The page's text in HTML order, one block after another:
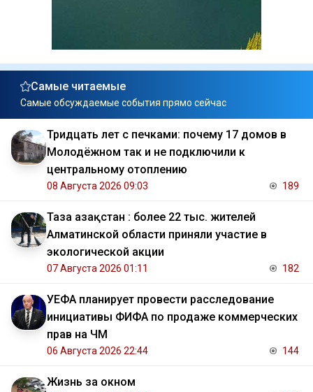
Самые читаемые
Самые обсуждаемые события прямо сейчас
Тридцать лет с печками: почему 17 домов в
Молодёжном так и не подключили к
центральному отоплению
08 Августа 2026 09:03 189
Таза Қазақстан : более 22 тыс. жителей
Алматинской области приняли участие в
экологической акции
07 Августа 2026 01:11 182
УЕФА планирует провести расследование
инициативы ФИФА по продаже коммерческих
прав на ЧМ
06 Августа 2026 22:44 144
Жизнь за окном